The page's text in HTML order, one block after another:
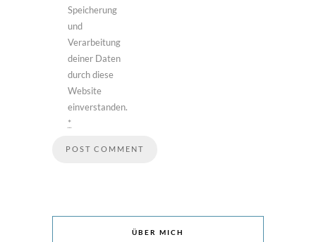
Speicherung
und
Verarbeitung
deiner Daten
durch diese
Website
einverstanden.
*
ÜBER MICH